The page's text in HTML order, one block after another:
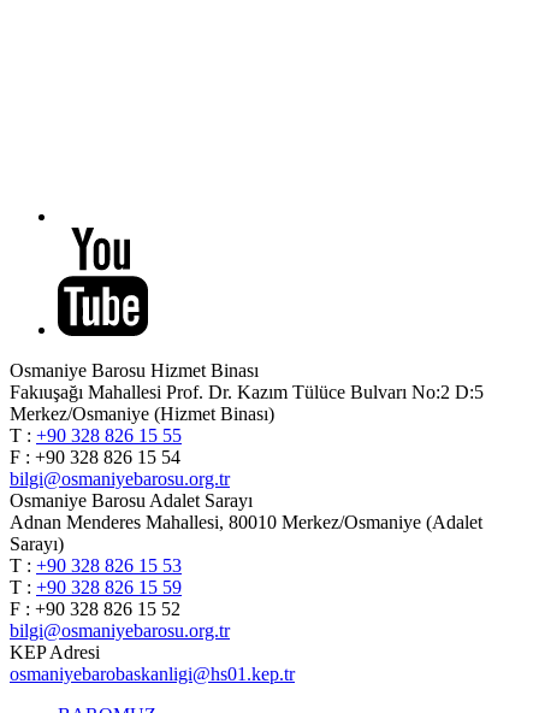
Osmaniye Barosu Hizmet Binası
Fakıuşağı Mahallesi Prof. Dr. Kazım Tülüce Bulvarı No:2 D:5
Merkez/Osmaniye (Hizmet Binası)
T : +90 328 826 15 55
F : +90 328 826 15 54
bilgi@osmaniyebarosu.org.tr
Osmaniye Barosu Adalet Sarayı
Adnan Menderes Mahallesi, 80010 Merkez/Osmaniye (Adalet
Sarayı)
T : +90 328 826 15 53
T : +90 328 826 15 59
F : +90 328 826 15 52
bilgi@osmaniyebarosu.org.tr
KEP Adresi
osmaniyebarobaskanligi@hs01.kep.tr